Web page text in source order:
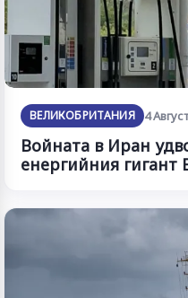
ВЕЛИКОБРИТАНИЯ 4
Войната в Иран
енергийния гигант